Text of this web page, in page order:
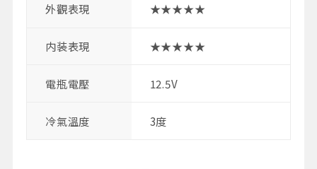
外觀表現 ★★★★★
内装表現 ★★★★★
電瓶電壓 12.5V
冷氣溫度 3度